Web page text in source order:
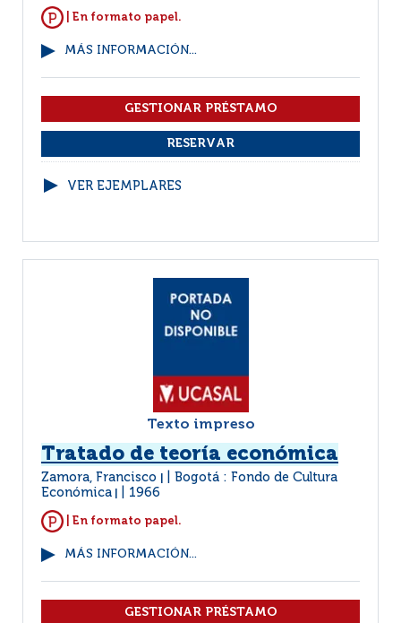
| En formato papel.
MÁS INFORMACIÓN...
VER EJEMPLARES
Texto impreso
Tratado de teoría económica
Zamora, Francisco
Bogotá : Fondo de Cultura
Económica
1966
| En formato papel.
MÁS INFORMACIÓN...